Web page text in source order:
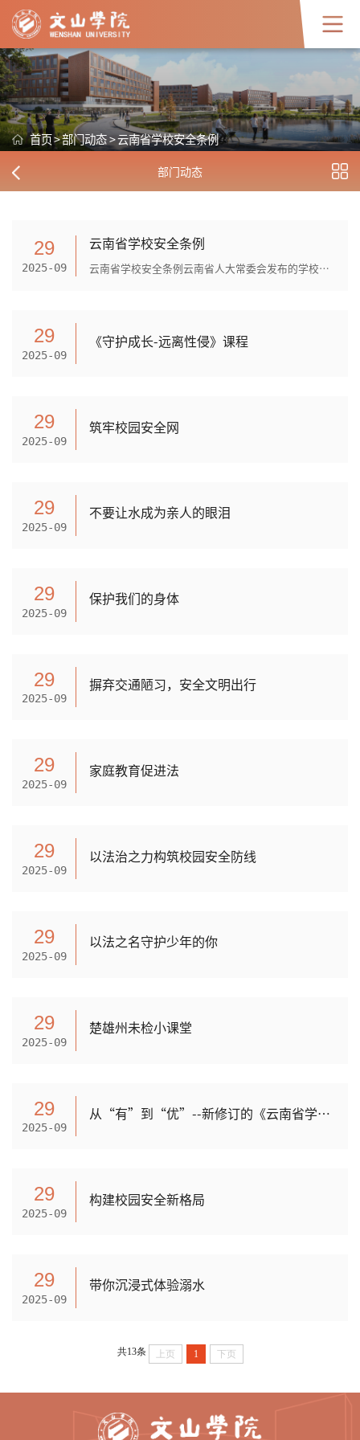
首页>部门动态>云南省学校安全条例
部门动态
29
2025-09
云南省学校安全条例
云南省学校安全条例云南省人大常委会发布的学校安全条例《云南省学校安全条例》是为了保障学生、教职员工和学校的安全，预防和处理学校安全事故，维护学校教育教学秩序，为培养德...
29
2025-09
《守护成长-远离性侵》课程
29
2025-09
筑牢校园安全网
29
2025-09
不要让水成为亲人的眼泪
29
2025-09
保护我们的身体
29
2025-09
摒弃交通陋习，安全文明出行
29
2025-09
家庭教育促进法
29
2025-09
以法治之力构筑校园安全防线
29
2025-09
以法之名守护少年的你
29
2025-09
楚雄州未检小课堂
29
2025-09
从“有”到“优”--新修订的《云南省学校安全条例》如何升级校园安全防护网
29
2025-09
构建校园安全新格局
29
2025-09
带你沉浸式体验溺水
共13条 上页 1 下页